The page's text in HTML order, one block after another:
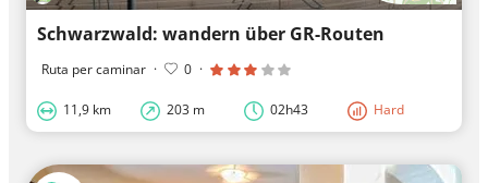
Schwarzwald: wandern über GR-Routen
Ruta per caminar · 0 ·
11,9 km 203 m 02h43 Hard